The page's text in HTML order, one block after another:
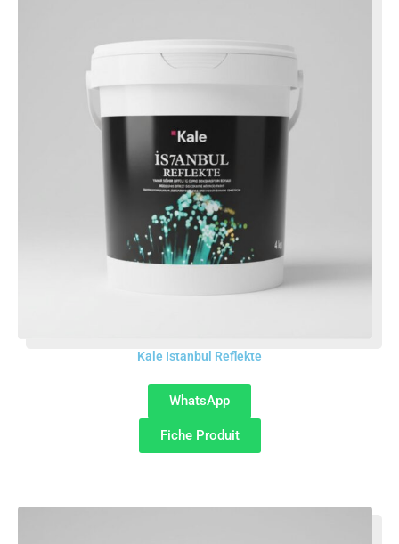
Kale Istanbul Reflekte
WhatsApp
Fiche Produit